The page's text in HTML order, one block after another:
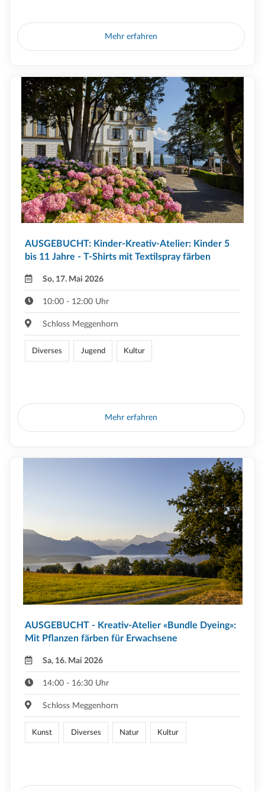
Mehr erfahren
AUSGEBUCHT: Kinder-Kreativ-Atelier: Kinder 5
bis 11 Jahre - T-Shirts mit Textilspray färben
So, 17. Mai 2026
10:00 - 12:00 Uhr
Schloss Meggenhorn
Diverses Jugend Kultur
Mehr erfahren
AUSGEBUCHT - Kreativ-Atelier «Bundle Dyeing»:
Mit Pflanzen färben für Erwachsene
Sa, 16. Mai 2026
14:00 - 16:30 Uhr
Schloss Meggenhorn
Kunst Diverses Natur Kultur